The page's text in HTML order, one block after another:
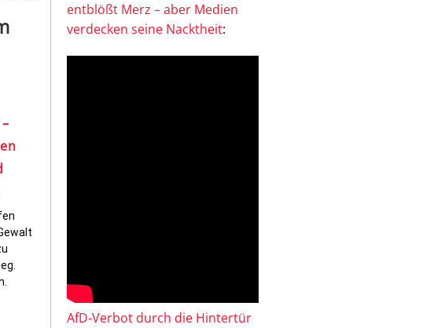
entblößt Merz – aber Medien
verdecken seine Nacktheit:
AfD-Verbot durch die Hintertür